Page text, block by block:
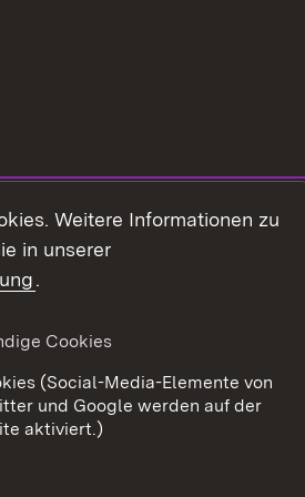
Barrierefreiheit
Cookies
Weitere Informationen zu
in unserer
.
Cookies
(Social-Media-Elemente von
und Google werden auf der
aktiviert.)